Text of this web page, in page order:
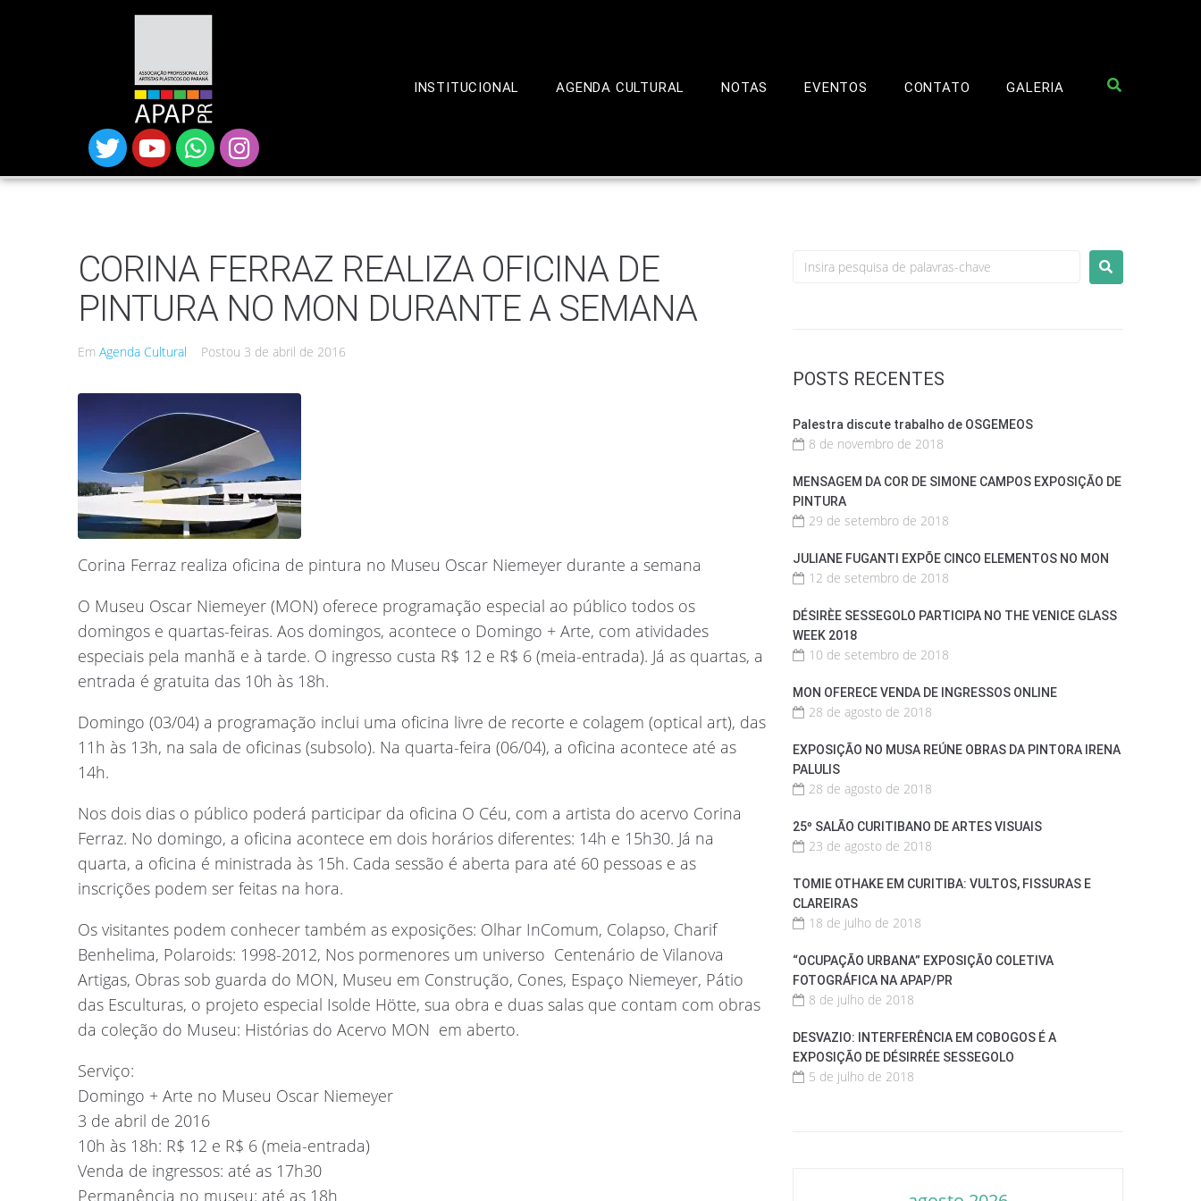
INSTITUCIONAL AGENDA CULTURAL NOTAS EVENTOS CONTATO GALERIA
CORINA FERRAZ REALIZA OFICINA DE
PINTURA NO MON DURANTE A SEMANA
Em Agenda Cultural Postou 3 de abril de 2016
Corina Ferraz realiza oficina de pintura no Museu Oscar Niemeyer durante a semana
O Museu Oscar Niemeyer (MON) oferece programação especial ao público todos os
domingos e quartas-feiras. Aos domingos, acontece o Domingo + Arte, com atividades
especiais pela manhã e à tarde. O ingresso custa R$ 12 e R$ 6 (meia-entrada). Já as quartas, a
entrada é gratuita das 10h às 18h.
Domingo (03/04) a programação inclui uma oficina livre de recorte e colagem (optical art), das
11h às 13h, na sala de oficinas (subsolo). Na quarta-feira (06/04), a oficina acontece até as
14h.
Nos dois dias o público poderá participar da oficina O Céu, com a artista do acervo Corina
Ferraz. No domingo, a oficina acontece em dois horários diferentes: 14h e 15h30. Já na
quarta, a oficina é ministrada às 15h. Cada sessão é aberta para até 60 pessoas e as
inscrições podem ser feitas na hora.
Os visitantes podem conhecer também as exposições: Olhar InComum, Colapso, Charif
Benhelima, Polaroids: 1998-2012, Nos pormenores um universo  Centenário de Vilanova
Artigas, Obras sob guarda do MON, Museu em Construção, Cones, Espaço Niemeyer, Pátio
das Esculturas, o projeto especial Isolde Hötte, sua obra e duas salas que contam com obras
da coleção do Museu: Histórias do Acervo MON  em aberto.
Serviço:
Domingo + Arte no Museu Oscar Niemeyer
3 de abril de 2016
10h às 18h: R$ 12 e R$ 6 (meia-entrada)
Venda de ingressos: até as 17h30
Permanência no museu: até as 18h
POSTS RECENTES
Palestra discute trabalho de OSGEMEOS
8 de novembro de 2018
MENSAGEM DA COR DE SIMONE CAMPOS EXPOSIÇÃO DE
PINTURA
29 de setembro de 2018
JULIANE FUGANTI EXPÕE CINCO ELEMENTOS NO MON
12 de setembro de 2018
DÉSIRÈE SESSEGOLO PARTICIPA NO THE VENICE GLASS
WEEK 2018
10 de setembro de 2018
MON OFERECE VENDA DE INGRESSOS ONLINE
28 de agosto de 2018
EXPOSIÇÃO NO MUSA REÚNE OBRAS DA PINTORA IRENA
PALULIS
28 de agosto de 2018
25º SALÃO CURITIBANO DE ARTES VISUAIS
23 de agosto de 2018
TOMIE OTHAKE EM CURITIBA: VULTOS, FISSURAS E
CLAREIRAS
18 de julho de 2018
“OCUPAÇÃO URBANA” EXPOSIÇÃO COLETIVA
FOTOGRÁFICA NA APAP/PR
8 de julho de 2018
DESVAZIO: INTERFERÊNCIA EM COBOGOS É A
EXPOSIÇÃO DE DÉSIRRÉE SESSEGOLO
5 de julho de 2018